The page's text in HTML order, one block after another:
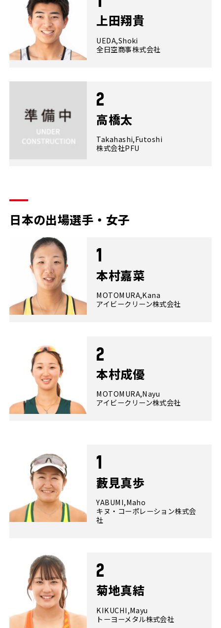
上田翔貴
UEDA,Shoki
全日空商事株式会社
2
高橋太
Takahashi,Futoshi
株式会社PFU
日本の出場選手・女子
1
本村嘉菜
MOTOMURA,Kana
アイビークリーン株式会社
2
本村成優
MOTOMURA,Nayu
アイビークリーン株式会社
1
藪見真歩
YABUMI,Maho
キヌ・コーポレーション株式会
社
2
菊地真結
KIKUCHI,Mayu
トーヨーメタル株式会社